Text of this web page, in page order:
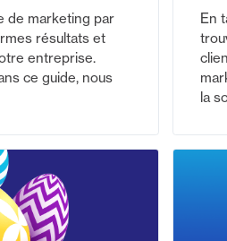
de marketing par
résultats et
entreprise.
ce guide, nous
En
la